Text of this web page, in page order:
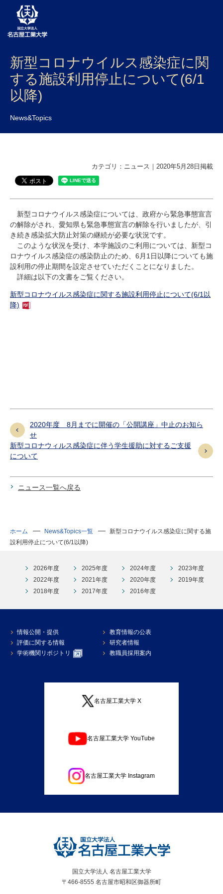
大学案内
学部・大学院・センター
入試
研究・教員Navi
受験生 在学生
卒業生
企業・研究者
寄附のお願い
アクセス
新型コロナウイルス感染症に関
する施設利用停止について(6/1
以降)
News&Topics
カテゴリ：ニュース｜2020年5月28日掲載
新型コロナウイルス感染症については、政府から緊急事態宣言
の解除がされ、愛知県も緊急事態宣言の解除を行いましたが、引
き続き感染拡大防止対策の継続が必要な状況です。
このような状況を受け、本学施設のご利用については、新型コ
ロナウイルス感染症の感染防止のため、6月1日以降についても施
設利用の停止期間を設定させていただくことになりました。
詳細は以下の文書をご覧ください。
新型コロナウイルス感染症に関する施設利用停止について(6/1以
降)
2020年度 8月までに開催の「公開講座」中止のお知ら
せ
新型コロナウィルス感染症に伴う学生援助に対するご支援
について
ニュース一覧へ戻る
ホーム News&Topics一覧
新型コロナウイルス感染症に関する施
設利用停止について(6/1以降)
2026年度 2025年度 2024年度
2023年度
2022年度
2021年度 2020年度
2019年度
2018年度
2017年度 2016年度
情報公開・提供
教育情報の公表
評価に関する情報
研究者情報
学術機関リポジトリ
教職員採用案内
名古屋工業大学 X
名古屋工業大学 YouTube
名古屋工業大学 Instagram
国立大学法人 名古屋工業大学
〒466-8555 名古屋市昭和区御器所町